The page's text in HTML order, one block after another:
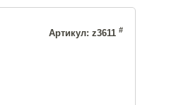
Артикул: z3611 #